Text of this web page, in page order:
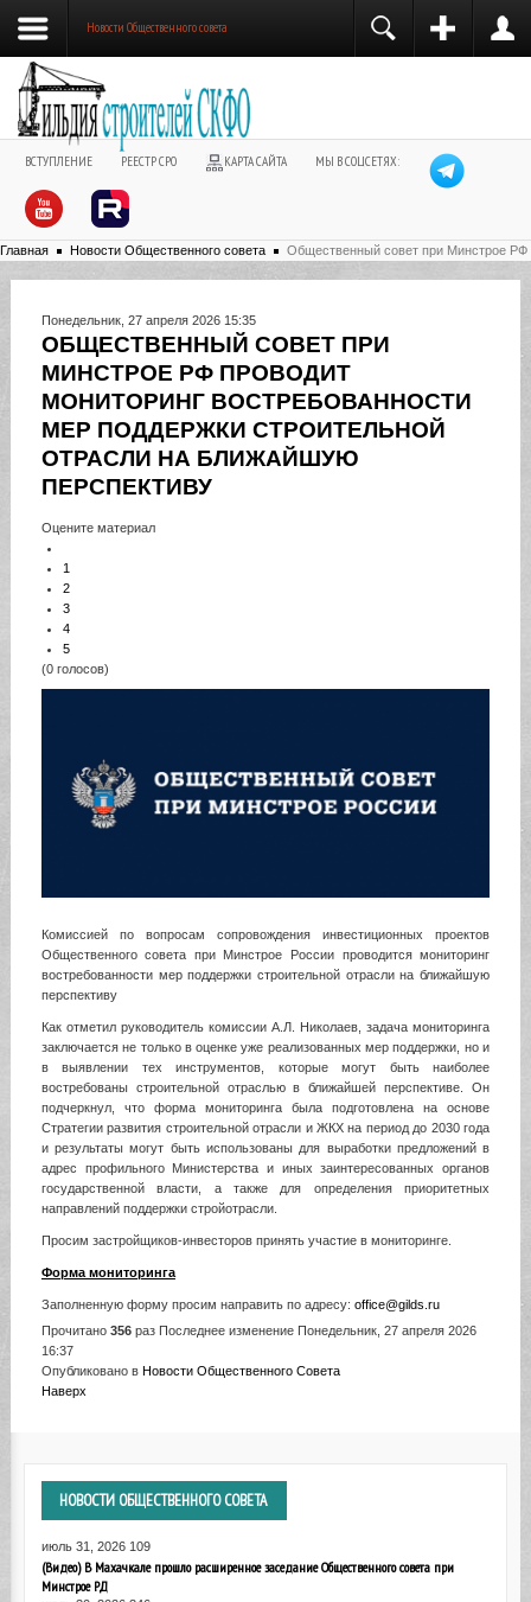
Новости Общественного совета
ВСТУПЛЕНИЕ РЕЕСТР СРО КАРТА САЙТА МЫ В СОЦСЕТЯХ:
Главная Новости Общественного совета Общественный совет при Минстрое РФ
Понедельник, 27 апреля 2026 15:35
ОБЩЕСТВЕННЫЙ СОВЕТ ПРИ
МИНСТРОЕ РФ ПРОВОДИТ
МОНИТОРИНГ ВОСТРЕБОВАННОСТИ
МЕР ПОДДЕРЖКИ СТРОИТЕЛЬНОЙ
ОТРАСЛИ НА БЛИЖАЙШУЮ
ПЕРСПЕКТИВУ
Оцените материал
1
2
3
4
5
(0 голосов)
Комиссией по вопросам сопровождения инвестиционных проектов
Общественного совета при Минстрое России проводится мониторинг
востребованности мер поддержки строительной отрасли на ближайшую
перспективу
Как отметил руководитель комиссии А.Л. Николаев, задача мониторинга
заключается не только в оценке уже реализованных мер поддержки, но и
в выявлении тех инструментов, которые могут быть наиболее
востребованы строительной отраслью в ближайшей перспективе. Он
подчеркнул, что форма мониторинга была подготовлена на основе
Стратегии развития строительной отрасли и ЖКХ на период до 2030 года
и результаты могут быть использованы для выработки предложений в
адрес профильного Министерства и иных заинтересованных органов
государственной власти, а также для определения приоритетных
направлений поддержки стройотрасли.
Просим застройщиков-инвесторов принять участие в мониторинге.
Форма мониторинга
Заполненную форму просим направить по адресу: office@gilds.ru
Прочитано 356раз Последнее изменение Понедельник, 27 апреля 2026
16:37
Опубликовано в Новости Общественного Совета
Наверх
НОВОСТИ ОБЩЕСТВЕННОГО СОВЕТА
июль 31, 2026 109
(Видео) В Махачкале прошло расширенное заседание Общественного совета при
Минстрое РД